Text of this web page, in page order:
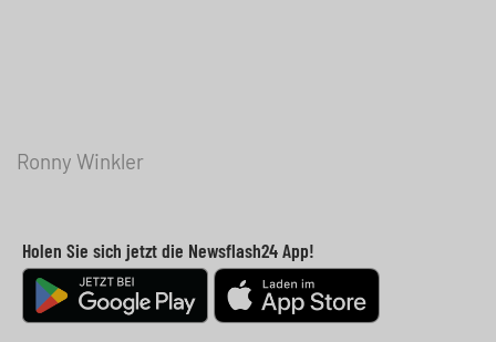
Ronny Winkler
Holen Sie sich jetzt die Newsflash24 App!